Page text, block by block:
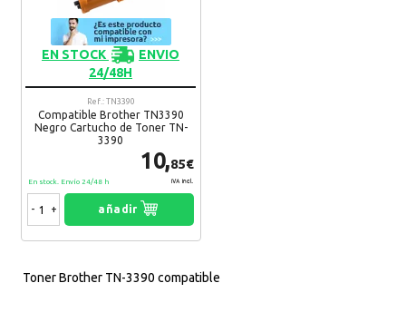
EN STOCK
ENVIO
24/48H
Ref.: TN3390
Compatible Brother TN3390
Negro Cartucho de Toner TN-
3390
10,85€
IVA Incl.
En stock. Envío 24/48 h
- + añadir
Toner Brother TN-3390 compatible